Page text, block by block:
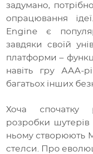
EN
задумано,
опрацювання
Engine є
завдяки своїй
платформи –
навіть гру ААА-
багатьох інших
Хоча спочатку
розробки
ньому створюють
стелси. Про